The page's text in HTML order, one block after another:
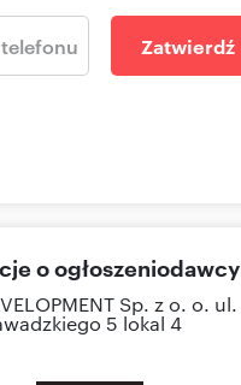
Zatwierdź
o ogłoszeniodawcy
Sp. z o. o. ul.
5 lokal 4